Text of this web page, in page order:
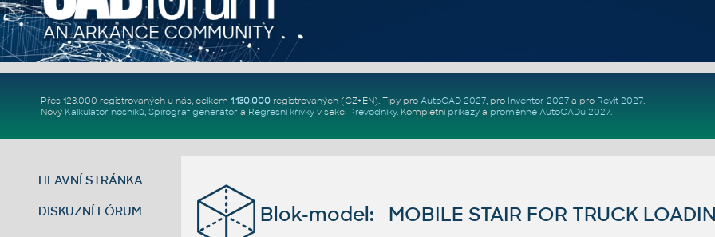
Přes 123.000 registrovaných u nás, celkem 1.130.000registrovaných (CZ+EN). Tipy pro AutoCAD 2027, pro Inventor 2027a pro Revit 2027.
Nový Kalkulátor nosníků, Spirograf generátor a Regresní křivkyv sekci Převodníky. Kompletní příkazya proměnné AutoCADu 2027.
HLAVNÍ STRÁNKA
DISKUZNÍ FÓRUM Blok-model: MOBILE STAIR FOR TRUCK